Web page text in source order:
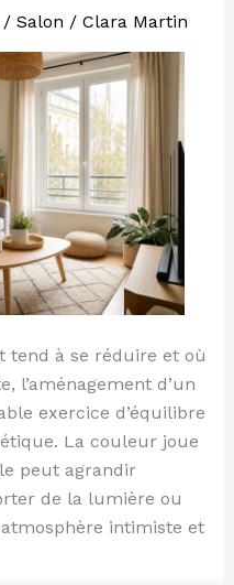
/ Salon / Clara Martin
tend à se réduire et où
l’aménagement d’un
exercice d’équilibre
La couleur joue
peut agrandir
de la lumière ou
intimiste et